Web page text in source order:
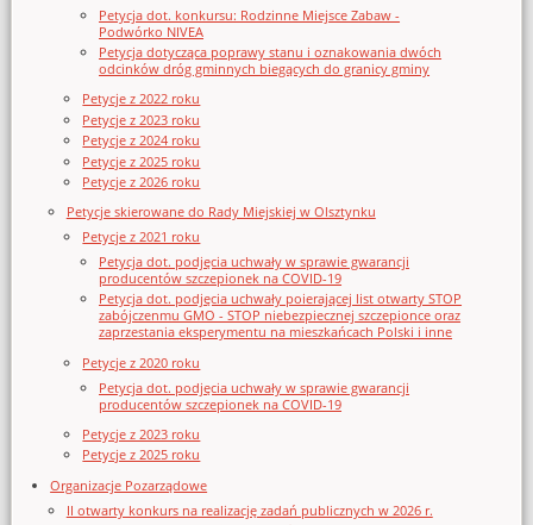
Petycja dot. konkursu: Rodzinne Miejsce Zabaw -
Podwórko NIVEA
Petycja dotycząca poprawy stanu i oznakowania dwóch
odcinków dróg gminnych biegących do granicy gminy
Petycje z 2022 roku
Petycje z 2023 roku
Petycje z 2024 roku
Petycje z 2025 roku
Petycje z 2026 roku
Petycje skierowane do Rady Miejskiej w Olsztynku
Petycje z 2021 roku
Petycja dot. podjęcia uchwały w sprawie gwarancji
producentów szczepionek na COVID-19
Petycja dot. podjęcia uchwały poierającej list otwarty STOP
zabójczenmu GMO - STOP niebezpiecznej szczepionce oraz
zaprzestania eksperymentu na mieszkańcach Polski i inne
Petycje z 2020 roku
Petycja dot. podjęcia uchwały w sprawie gwarancji
producentów szczepionek na COVID-19
Petycje z 2023 roku
Petycje z 2025 roku
Organizacje Pozarządowe
II otwarty konkurs na realizację zadań publicznych w 2026 r.